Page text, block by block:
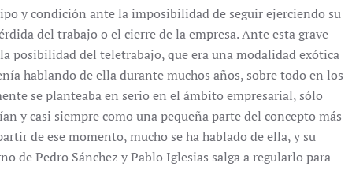
y condición ante la imposibilidad de seguir ejerciendo su
del trabajo o el cierre de la empresa. Ante esta grave
posibilidad del teletrabajo, que era una modalidad exótica
hablando de ella durante muchos años, sobre todo en los
se planteaba en serio en el ámbito empresarial, sólo
y casi siempre como una pequeña parte del concepto más
de ese momento, mucho se ha hablado de ella, y su
de Pedro Sánchez y Pablo Iglesias salga a regularlo para